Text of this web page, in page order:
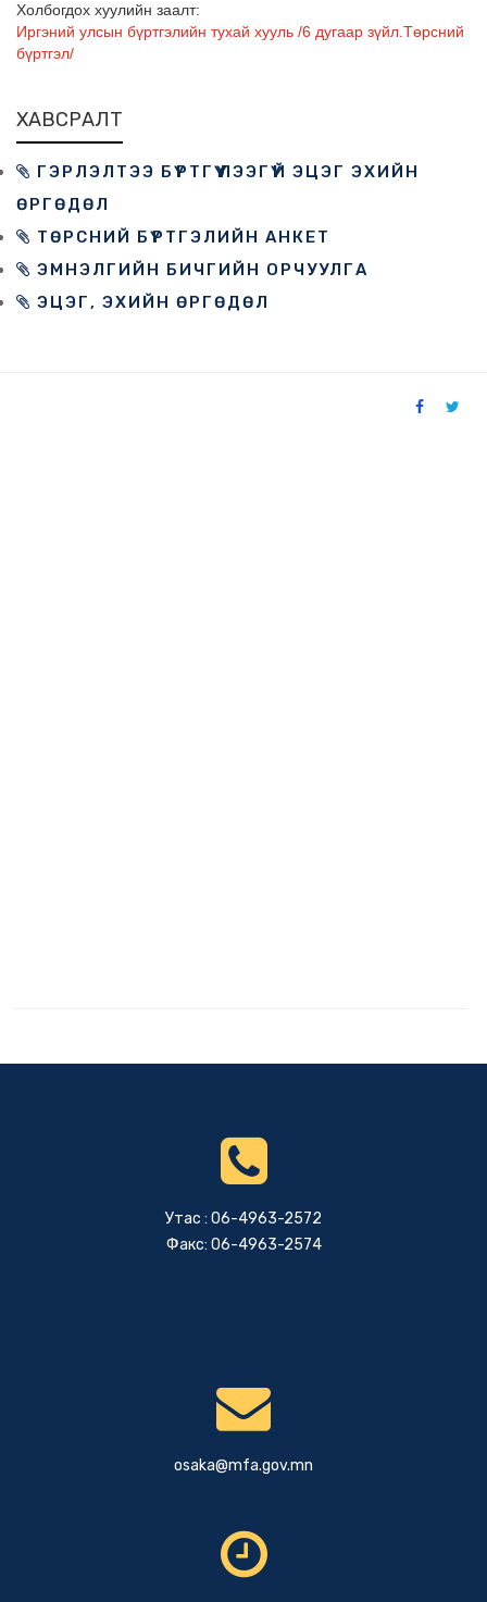
Холбогдох хуулийн заалт:
Иргэний улсын бүртгэлийн тухай хууль /6 дугаар зүйл.Төрсний
бүртгэл/
ХАВСРАЛТ
ГЭРЛЭЛТЭЭ БҮРТГҮҮЛЭЭГҮЙ ЭЦЭГ ЭХИЙН
ӨРГӨДӨЛ
ТӨРСНИЙ БҮРТГЭЛИЙН АНКЕТ
ЭМНЭЛГИЙН БИЧГИЙН ОРЧУУЛГА
ЭЦЭГ, ЭХИЙН ӨРГӨДӨЛ
Утас : 06-4963-2572
Факс: 06-4963-2574
osaka@mfa.gov.mn